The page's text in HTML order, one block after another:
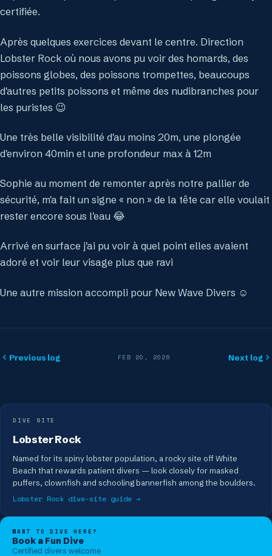
certifiée.
Après quelques exercices devant le centre. Direction
Lobster Rock où nous avons pu voir des homards, des
poissons globes, des poissons trompettes, beaucoups
d'autres petits poissons et même des nudibranches pour
les puristes 😉
Une très belle visibilité d'au moins 20m, une plongée
d'environ 40min et une profondeur max à 12m
Sophie au moment de remonter après notre pallier de
sécurité, m'a fait un signe « non » de la tête car elle voulait
rester encore sous l'eau 😂
Arrivé en surface j'ai pu voir à quel point elles avaient
adoré et voir leur visage plus que ravi
Une autre mission accompli pour New Wave Divers ☺️
Previous log FEB 20, 2026 Next log
DIVE SITE
Lobster Rock
Named for its spiny lobster population, a rocky site off White
Beach that rewards patient divers — look closely for masked
puffers, clownfish and schooling bannerfish among the boulders.
Lobster Rock dive-site guide →
WANT TO DIVE HERE?
Book a Fun Dive
Certified divers welcome